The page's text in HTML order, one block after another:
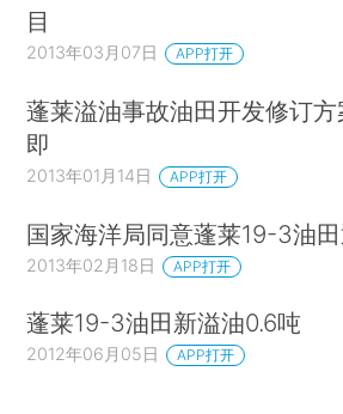
目
2013年03月07日 APP打开
蓬莱溢油事故油田开发修订
即
2013年01月14日 APP打开
国家海洋局同意蓬莱19-3油
2013年02月18日 APP打开
蓬莱19-3油田新溢油0.6吨
2012年06月05日 APP打开